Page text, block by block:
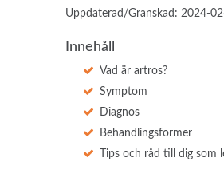
Uppdaterad/Granskad: 2024-
Innehåll
Vad är artros?
Symptom
Diagnos
Behandlingsformer
Tips och råd till dig som